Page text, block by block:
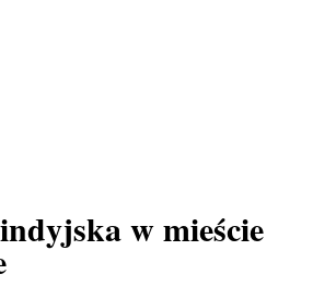
w mieście